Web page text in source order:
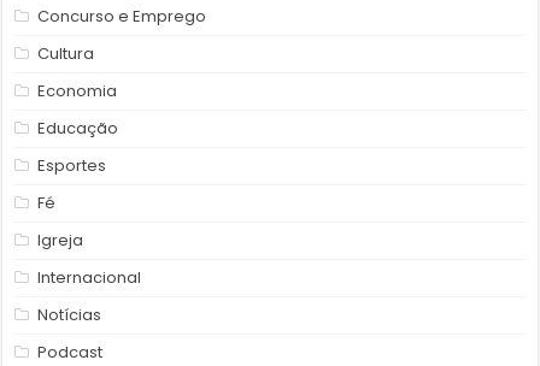
Concurso e Emprego
Cultura
Economia
Educação
Esportes
Fé
Igreja
Internacional
Notícias
Podcast